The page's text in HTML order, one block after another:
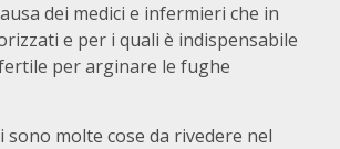
dei medici e infermieri che in
e per i quali è indispensabile
per arginare le fughe
sono molte cose da rivedere nel